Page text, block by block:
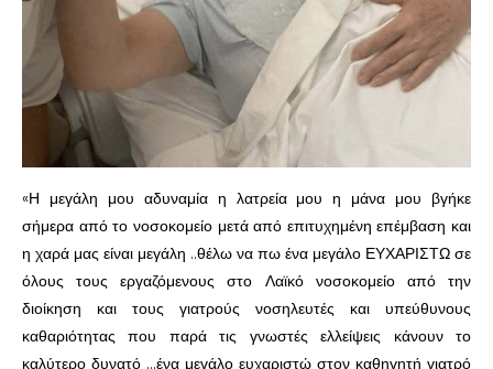
«Η μεγάλη μου αδυναμία η λατρεία μου η μάνα μου βγήκε
σήμερα από το νοσοκομείο μετά από επιτυχημένη επέμβαση και
η χαρά μας είναι μεγάλη ..θέλω να πω ένα μεγάλο ΕΥΧΑΡΙΣΤΩ σε
όλους τους εργαζόμενους στο Λαϊκό νοσοκομείο από την
διοίκηση και τους γιατρούς νοσηλευτές και υπεύθυνους
καθαριότητας που παρά τις γνωστές ελλείψεις κάνουν το
καλύτερο δυνατό …ένα μεγάλο ευχαριστώ στον καθηγητή γιατρό